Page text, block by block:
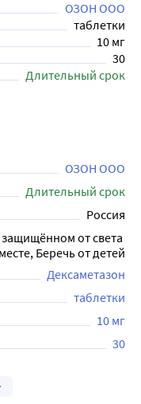
ОЗОН ООО
таблетки
10 мг
30
Длительный срок
ОЗОН ООО
Длительный срок
Россия
от света
месте, Беречь от детей
Дексаметазон
таблетки
10 мг
30